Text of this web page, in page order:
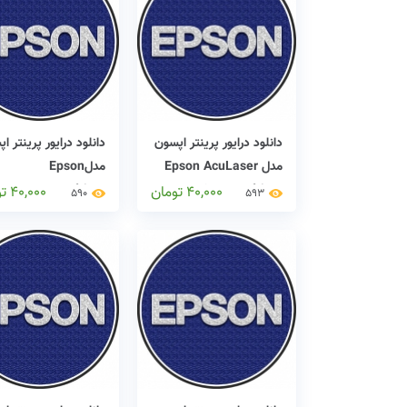
دانلود درایور پرینتر اپسون
مدل Epson AcuLaser
C9300N driver
593
40,000 تومان
دانلود درایور پرینتر
مدلEpson
driver
590
40,000